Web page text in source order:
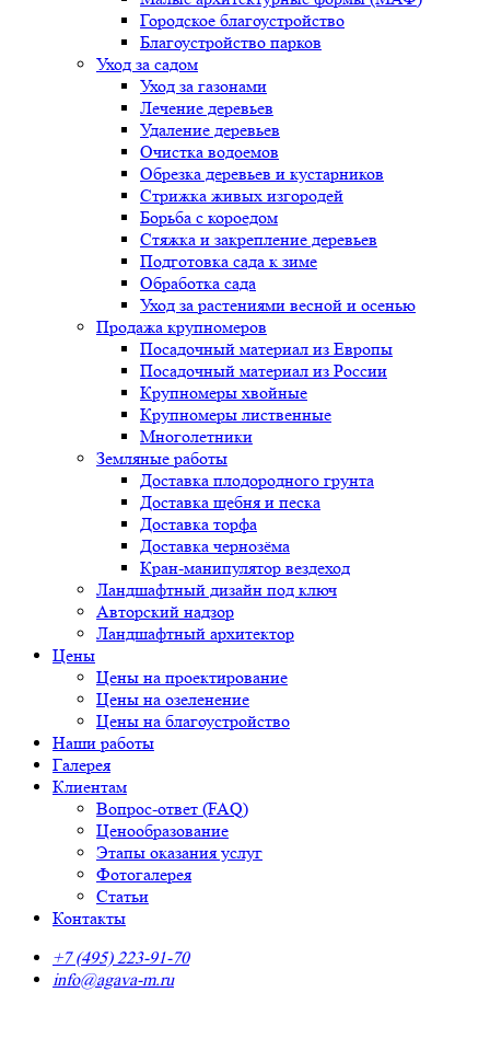
Городское благоустройство
Благоустройство парков
Уход за садом
Уход за газонами
Лечение деревьев
Удаление деревьев
Очистка водоемов
Обрезка деревьев и кустарников
Стрижка живых изгородей
Борьба с короедом
Стяжка и закрепление деревьев
Подготовка сада к зиме
Обработка сада
Уход за растениями весной и осенью
Продажа крупномеров
Посадочный материал из Европы
Посадочный материал из России
Крупномеры хвойные
Крупномеры лиственные
Многолетники
Земляные работы
Доставка плодородного грунта
Доставка щебня и песка
Доставка торфа
Доставка чернозёма
Кран-манипулятор вездеход
Ландшафтный дизайн под ключ
Авторский надзор
Ландшафтный архитектор
Цены
Цены на проектирование
Цены на озеленение
Цены на благоустройство
Наши работы
Галерея
Клиентам
Вопрос-ответ (FAQ)
Ценообразование
Этапы оказания услуг
Фотогалерея
Статьи
Контакты
+7 (495) 223-91-70
info@agava-m.ru